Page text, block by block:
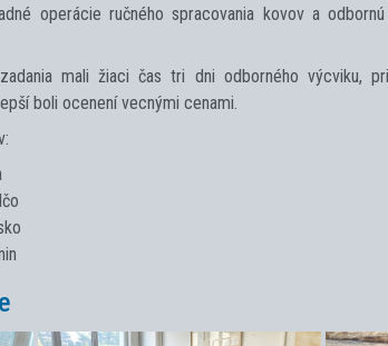
operácie ručného spracovania kovov a
mali žiaci čas tri dni odborného výcviku,
boli ocenení vecnými cenami.